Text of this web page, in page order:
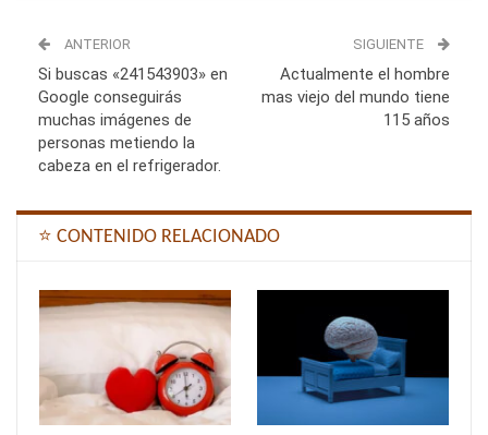
ANTERIOR
Si buscas «241543903» en
Google conseguirás
muchas imágenes de
personas metiendo la
cabeza en el refrigerador.
SIGUIENTE
Actualmente el hombre
mas viejo del mundo tiene
115 años
⭐ CONTENIDO RELACIONADO